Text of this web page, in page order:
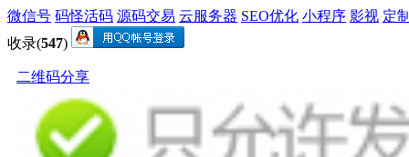
微信号 码怪活码 源码交易 云服务器 SEO优化 小程序 影视 定
收录(547)
二维码分享